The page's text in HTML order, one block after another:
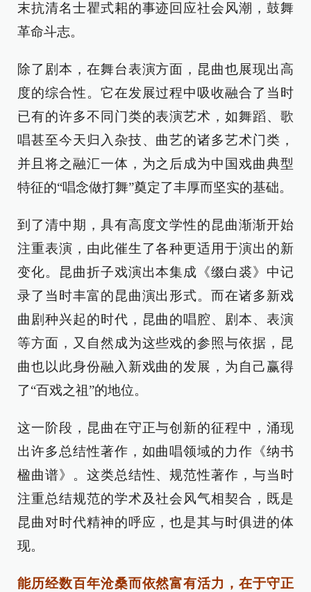
末抗清名士瞿式耜的事迹回应社会风潮，鼓舞
革命斗志。
除了剧本，在舞台表演方面，昆曲也展现出高
度的综合性。它在发展过程中吸收融合了当时
已有的许多不同门类的表演艺术，如舞蹈、歌
唱甚至今天归入杂技、曲艺的诸多艺术门类，
并且将之融汇一体，为之后成为中国戏曲典型
特征的“唱念做打舞”奠定了丰厚而坚实的基础。
到了清中期，具有高度文学性的昆曲渐渐开始
注重表演，由此催生了各种更适用于演出的新
变化。昆曲折子戏演出本集成《缀白裘》中记
录了当时丰富的昆曲演出形式。而在诸多新戏
曲剧种兴起的时代，昆曲的唱腔、剧本、表演
等方面，又自然成为这些戏的参照与依据，昆
曲也以此身份融入新戏曲的发展，为自己赢得
了“百戏之祖”的地位。
这一阶段，昆曲在守正与创新的征程中，涌现
出许多总结性著作，如曲唱领域的力作《纳书
楹曲谱》。这类总结性、规范性著作，与当时
注重总结规范的学术及社会风气相契合，既是
昆曲对时代精神的呼应，也是其与时俱进的体
现。
能历经数百年沧桑而依然富有活力，在于守正